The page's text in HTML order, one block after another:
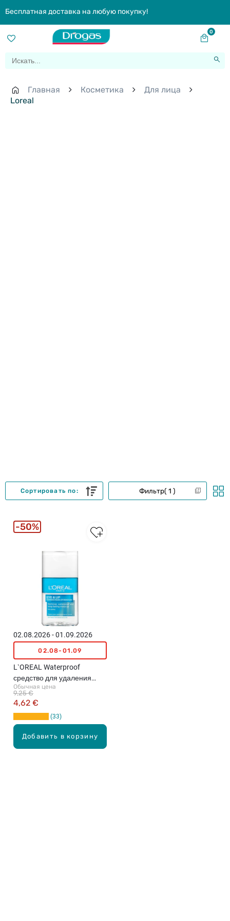
Бесплатная доставка на любую покупку!
0
Главная Косметика
Для лица
Loreal
Фильтр 1
Сортировать по:
Добавить в корзину
02.08.2026 - 01.09.2026
02.08-01.09
L`OREAL Waterproof
средство для удаления
косметики для глаз, 125мл
Обычная цена
4,62 €
9,25 €
33
50%